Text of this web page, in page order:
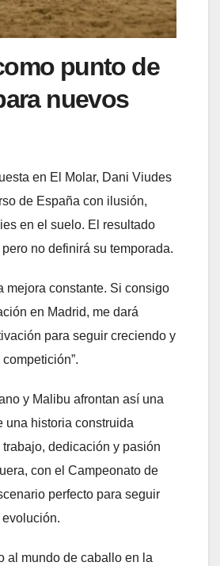
punto de
nuevos
en El Molar, Dani Viudes
de España con ilusión,
en el suelo. El resultado
no definirá su temporada.
mejora constante. Si consigo
en Madrid, me dará
para seguir creciendo y
y Malibu afrontan así una
una historia construida
dedicación y pasión
con el Campeonato de
perfecto para seguir
al mundo de caballo en la